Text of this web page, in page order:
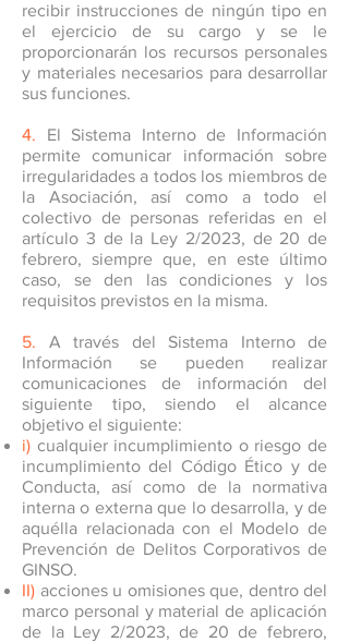
recibir instrucciones de ningún tipo en
el ejercicio de su cargo y se le
proporcionarán los recursos personales
y materiales necesarios para desarrollar
sus funciones.
4. El Sistema Interno de Información
permite comunicar información sobre
irregularidades a todos los miembros de
la Asociación, así como a todo el
colectivo de personas referidas en el
artículo 3 de la Ley 2/2023, de 20 de
febrero, siempre que, en este último
caso, se den las condiciones y los
requisitos previstos en la misma.
5. A través del Sistema Interno de
Información se pueden realizar
comunicaciones de información del
siguiente tipo, siendo el alcance
objetivo el siguiente:
i) cualquier incumplimiento o riesgo de
incumplimiento del Código Ético y de
Conducta, así como de la normativa
interna o externa que lo desarrolla, y de
aquélla relacionada con el Modelo de
Prevención de Delitos Corporativos de
GINSO.
II) acciones u omisiones que, dentro del
marco personal y material de aplicación
de la Ley 2/2023, de 20 de febrero,